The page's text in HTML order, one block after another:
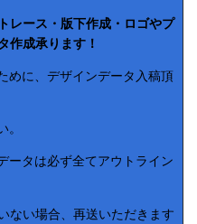
ース・版下作成・ロゴやプ
作成承ります！
めに、デザインデータ入稿頂
ータは必ず全てアウトライン
ない場合、再送いただきます